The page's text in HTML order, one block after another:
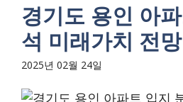
경기도 용인 아
석 미래가치 전망
2025년 02월 24일